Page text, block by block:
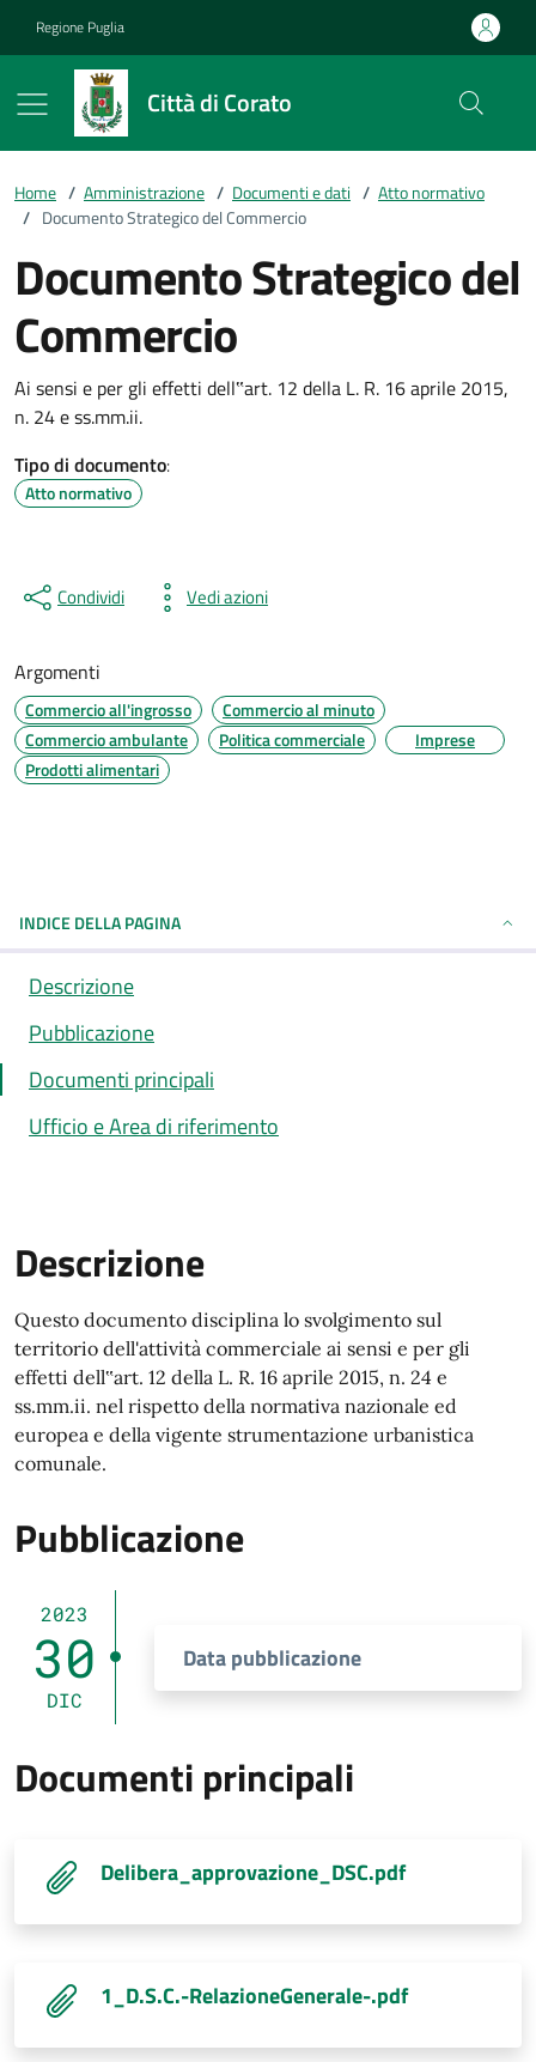
Regione Puglia
Città di Corato
Home / Amministrazione / Documenti e dati / Atto normativo
/ Documento Strategico del Commercio
Documento Strategico del
Commercio
Ai sensi e per gli effetti dell‟art. 12 della L. R. 16 aprile 2015,
n. 24 e ss.mm.ii.
Tipo di documento:
Atto normativo
Condividi Vedi azioni
Argomenti
Commercio all'ingrosso
Commercio al minuto
Commercio ambulante
Politica commerciale
Imprese
Prodotti alimentari
INDICE DELLA PAGINA
Descrizione
Pubblicazione
Documenti principali
Ufficio e Area di riferimento
Descrizione
Descrizione
Questo documento disciplina lo svolgimento sul
territorio dell'attività commerciale ai sensi e per gli
effetti dell‟art. 12 della L. R. 16 aprile 2015, n. 24 e
ss.mm.ii. nel rispetto della normativa nazionale ed
europea e della vigente strumentazione urbanistica
comunale.
Pubblicazione
2023
30
DIC
Data pubblicazione
Documenti principali
Delibera_approvazione_DSC.pdf
1_D.S.C.-RelazioneGenerale-.pdf